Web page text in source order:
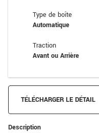
Type de boîte
Automatique
Traction
Avant ou Arrière
TÉLÉCHARGER LE DÉTAIL
Description